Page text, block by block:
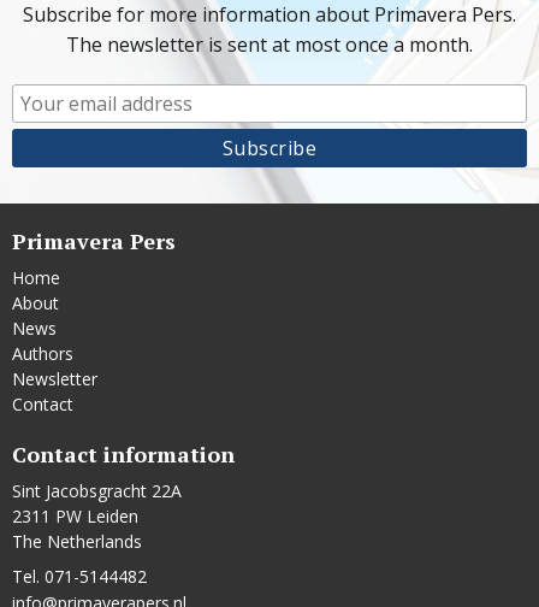
Subscribe for more information about Primavera Pers.
The newsletter is sent at most once a month.
Primavera Pers
Home
About
News
Authors
Newsletter
Contact
Contact information
Sint Jacobsgracht 22A
2311 PW Leiden
The Netherlands
Tel. 071-5144482